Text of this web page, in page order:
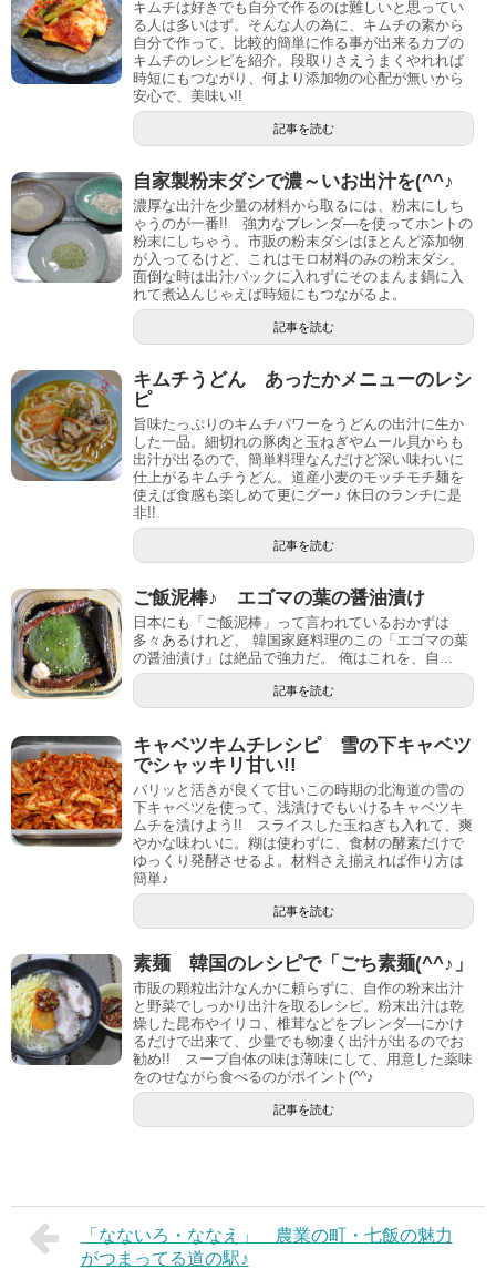
キムチは好きでも自分で作るのは難しいと思ってい
る人は多いはず。そんな人の為に、キムチの素から
自分で作って、比較的簡単に作る事が出来るカブの
キムチのレシピを紹介。段取りさえうまくやれれば
時短にもつながり、何より添加物の心配が無いから
安心で、美味い!!
記事を読む
自家製粉末ダシで濃～いお出汁を(^^♪
濃厚な出汁を少量の材料から取るには、粉末にしち
ゃうのが一番!! 強力なブレンダ―を使ってホントの
粉末にしちゃう。市販の粉末ダシはほとんど添加物
が入ってるけど、これはモロ材料のみの粉末ダシ。
面倒な時は出汁パックに入れずにそのまんま鍋に入
れて煮込んじゃえば時短にもつながるよ。
記事を読む
キムチうどん あったかメニューのレシ
ピ
旨味たっぷりのキムチパワーをうどんの出汁に生か
した一品。細切れの豚肉と玉ねぎやムール貝からも
出汁が出るので、簡単料理なんだけど深い味わいに
仕上がるキムチうどん。道産小麦のモッチモチ麺を
使えば食感も楽しめて更にグー♪ 休日のランチに是
非!!
記事を読む
ご飯泥棒♪ エゴマの葉の醤油漬け
日本にも「ご飯泥棒」って言われているおかずは
多々あるけれど、 韓国家庭料理のこの「エゴマの葉
の醤油漬け」は絶品で強力だ。 俺はこれを、自...
記事を読む
キャベツキムチレシピ 雪の下キャベツ
でシャッキリ甘い!!
パリッと活きが良くて甘いこの時期の北海道の雪の
下キャベツを使って、浅漬けでもいけるキャベツキ
ムチを漬けよう!! スライスした玉ねぎも入れて、爽
やかな味わいに。糊は使わずに、食材の酵素だけで
ゆっくり発酵させるよ。材料さえ揃えれば作り方は
簡単♪
記事を読む
素麺 韓国のレシピで「ごち素麺(^^♪」
市販の顆粒出汁なんかに頼らずに、自作の粉末出汁
と野菜でしっかり出汁を取るレシピ。粉末出汁は乾
燥した昆布やイリコ、椎茸などをブレンダ―にかけ
るだけで出来て、少量でも物凄く出汁が出るのでお
勧め!! スープ自体の味は薄味にして、用意した薬味
をのせながら食べるのがポイント(^^♪
記事を読む
「なないろ・ななえ」 農業の町・七飯の魅力
がつまってる道の駅♪